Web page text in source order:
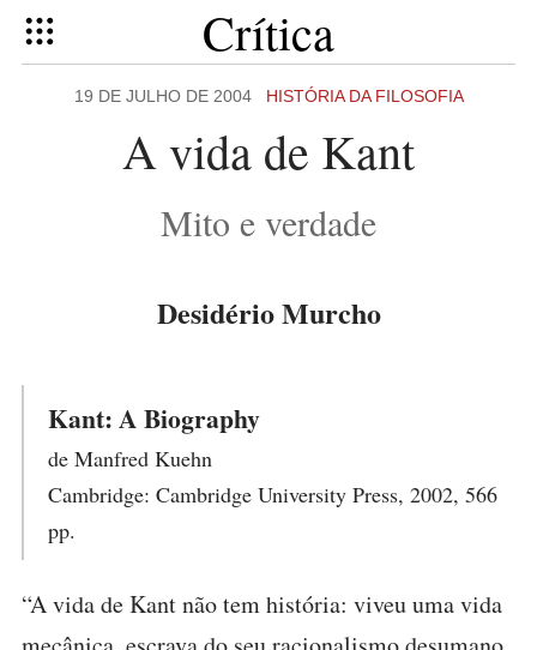
Crítica
19 DE JULHO DE 2004 HISTÓRIA DA FILOSOFIA
A vida de Kant
Mito e verdade
Desidério Murcho
Kant: A Biography
de Manfred Kuehn
Cambridge: Cambridge University Press, 2002, 566
pp.
“A vida de Kant não tem história: viveu uma vida